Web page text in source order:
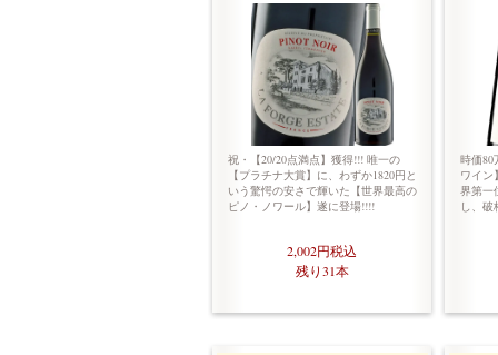
祝・【20/20点満点】獲得!!! 唯一の
【プラチナ大賞】に、わずか1820円と
いう驚愕の安さで輝いた【世界最高の
ピノ・ノワール】遂に登場!!!!
2,002円税込
残り31本
時価80
ワイン
界第一
し、